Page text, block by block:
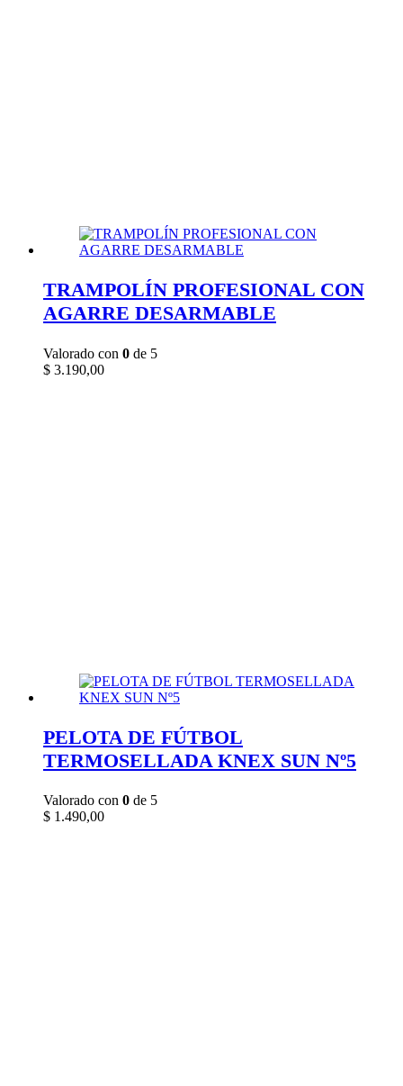
TRAMPOLÍN PROFESIONAL CON
AGARRE DESARMABLE
Valorado con 0 de 5
$ 3.190,00
PELOTA DE FÚTBOL
TERMOSELLADA KNEX SUN Nº5
Valorado con 0 de 5
$ 1.490,00